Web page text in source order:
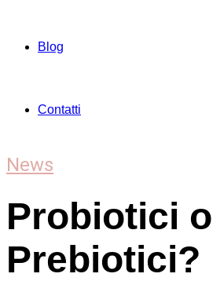
Blog
Contatti
News
Probiotici o
Prebiotici?